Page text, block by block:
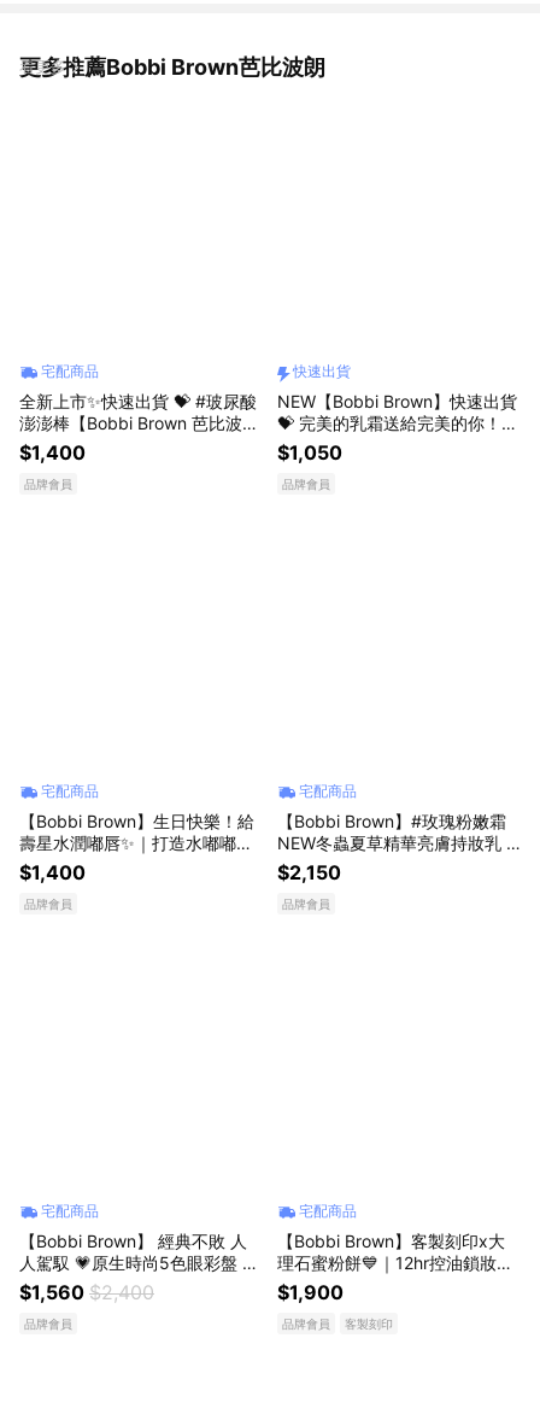
更多推薦Bobbi Brown芭比波朗
看更多
宅配商品
全新上市✨快速出貨 💝 #玻尿酸
澎澎棒【Bobbi Brown 芭比波
朗】玻尿酸澎澎亮顏彩妝棒 8g
$1,400
品牌會員
快速出貨
NEW【Bobbi Brown】快速出貨
💝 完美的乳霜送給完美的你！｜
維他命超完美乳霜 #持妝神霜 壽
星獻禮
$1,050
品牌會員
宅配商品
【Bobbi Brown】生日快樂！給
壽星水潤嘟唇✨｜打造水嘟嘟嫩
唇！晶鑽桂馥修護潤唇精華
$1,400
品牌會員
宅配商品
【Bobbi Brown】#玫瑰粉嫩霜
NEW冬蟲夏草精華亮膚持妝乳 S
PF 24 PA++
$2,150
品牌會員
宅配商品
【Bobbi Brown】 經典不敗 人
人駕馭 💗原生時尚5色眼彩盤 #
Opal Nude
$1,560 $2,400
品牌會員
宅配商品
【Bobbi Brown】客製刻印x大
理石蜜粉餅💙｜12hr控油鎖妝，
刷出嫩透亮！送女友 生日禮物推
薦 #五花肉蜜粉餅
$1,900
品牌會員 客製刻印